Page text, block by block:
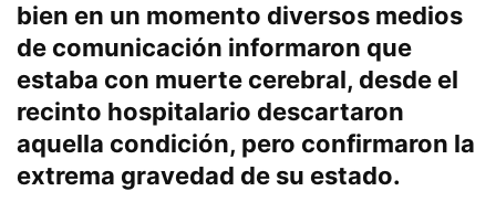
bien en un momento diversos medios
de comunicación informaron que
estaba con muerte cerebral, desde el
recinto hospitalario descartaron
aquella condición, pero confirmaron la
extrema gravedad de su estado.